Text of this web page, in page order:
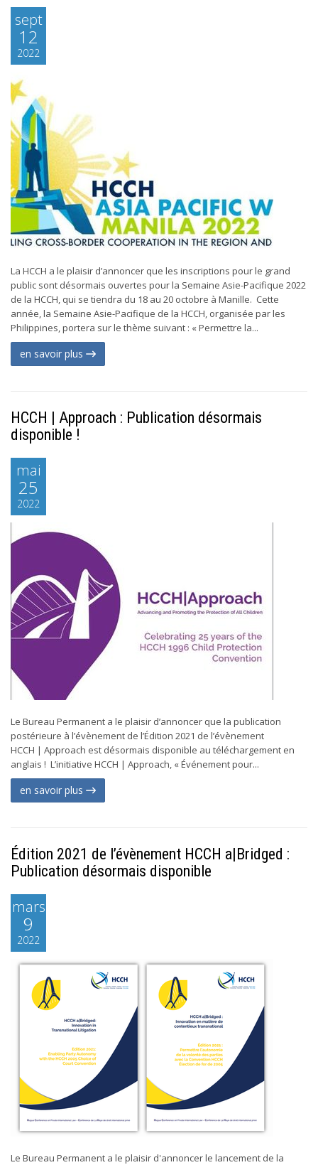
sept
12
2022
La HCCH a le plaisir d’annoncer que les inscriptions pour le grand
public sont désormais ouvertes pour la Semaine Asie-Pacifique 2022
de la HCCH, qui se tiendra du 18 au 20 octobre à Manille. Cette
année, la Semaine Asie-Pacifique de la HCCH, organisée par les
Philippines, portera sur le thème suivant : « Permettre la...
en savoir plus
HCCH | Approach : Publication désormais
disponible !
mai
25
2022
Le Bureau Permanent a le plaisir d’annoncer que la publication
postérieure à l’évènement de l’Édition 2021 de l’évènement
HCCH | Approach est désormais disponible au téléchargement en
anglais ! L’initiative HCCH | Approach, « Événement pour...
en savoir plus
Édition 2021 de l’évènement HCCH a|Bridged :
Publication désormais disponible
mars
9
2022
Le Bureau Permanent a le plaisir d'annoncer le lancement de la